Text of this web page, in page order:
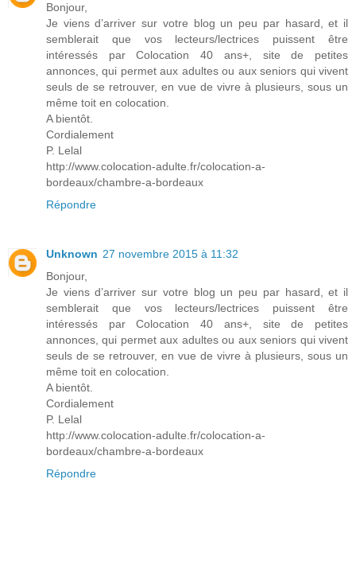
Bonjour,
Je viens d’arriver sur votre blog un peu par hasard, et il
semblerait que vos lecteurs/lectrices puissent être
intéressés par Colocation 40 ans+, site de petites
annonces, qui permet aux adultes ou aux seniors qui vivent
seuls de se retrouver, en vue de vivre à plusieurs, sous un
même toit en colocation.
A bientôt.
Cordialement
P. Lelal
http://www.colocation-adulte.fr/colocation-a-
bordeaux/chambre-a-bordeaux
Répondre
Unknown 27 novembre 2015 à 11:32
Bonjour,
Je viens d’arriver sur votre blog un peu par hasard, et il
semblerait que vos lecteurs/lectrices puissent être
intéressés par Colocation 40 ans+, site de petites
annonces, qui permet aux adultes ou aux seniors qui vivent
seuls de se retrouver, en vue de vivre à plusieurs, sous un
même toit en colocation.
A bientôt.
Cordialement
P. Lelal
http://www.colocation-adulte.fr/colocation-a-
bordeaux/chambre-a-bordeaux
Répondre